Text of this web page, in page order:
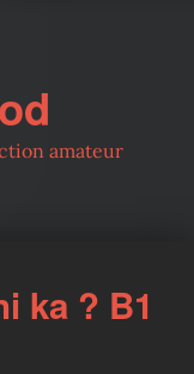
amateur
ka ? B1